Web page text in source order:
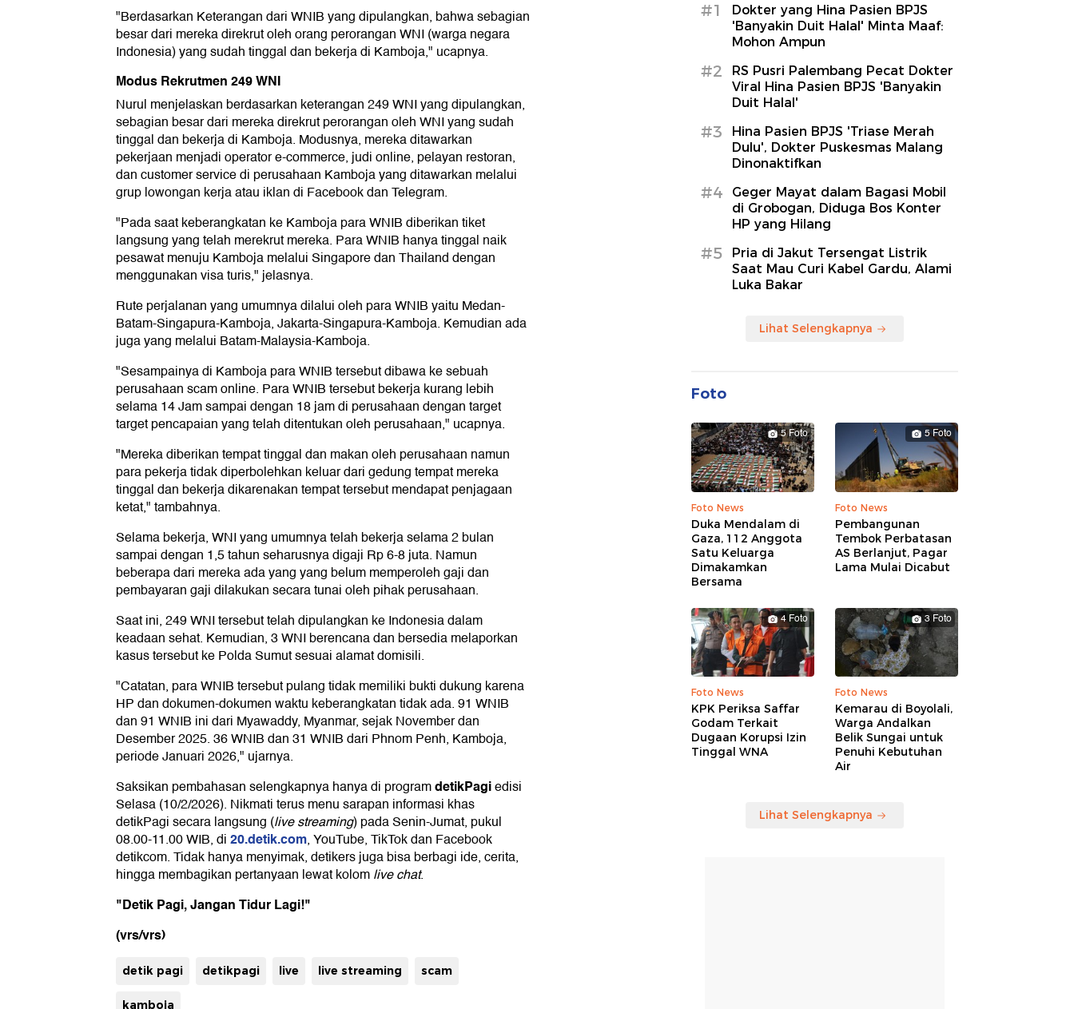
"Berdasarkan Keterangan dari WNIB yang dipulangkan, bahwa sebagian
besar dari mereka direkrut oleh orang perorangan WNI (warga negara
Indonesia) yang sudah tinggal dan bekerja di Kamboja," ucapnya.
Modus Rekrutmen 249 WNI
Nurul menjelaskan berdasarkan keterangan 249 WNI yang dipulangkan,
sebagian besar dari mereka direkrut perorangan oleh WNI yang sudah
tinggal dan bekerja di Kamboja. Modusnya, mereka ditawarkan
pekerjaan menjadi operator e-commerce, judi online, pelayan restoran,
dan customer service di perusahaan Kamboja yang ditawarkan melalui
grup lowongan kerja atau iklan di Facebook dan Telegram.
"Pada saat keberangkatan ke Kamboja para WNIB diberikan tiket
langsung yang telah merekrut mereka. Para WNIB hanya tinggal naik
pesawat menuju Kamboja melalui Singapore dan Thailand dengan
menggunakan visa turis," jelasnya.
Rute perjalanan yang umumnya dilalui oleh para WNIB yaitu Medan-
Batam-Singapura-Kamboja, Jakarta-Singapura-Kamboja. Kemudian ada
juga yang melalui Batam-Malaysia-Kamboja.
"Sesampainya di Kamboja para WNIB tersebut dibawa ke sebuah
perusahaan scam online. Para WNIB tersebut bekerja kurang lebih
selama 14 Jam sampai dengan 18 jam di perusahaan dengan target
target pencapaian yang telah ditentukan oleh perusahaan," ucapnya.
"Mereka diberikan tempat tinggal dan makan oleh perusahaan namun
para pekerja tidak diperbolehkan keluar dari gedung tempat mereka
tinggal dan bekerja dikarenakan tempat tersebut mendapat penjagaan
ketat," tambahnya.
Selama bekerja, WNI yang umumnya telah bekerja selama 2 bulan
sampai dengan 1,5 tahun seharusnya digaji Rp 6-8 juta. Namun
beberapa dari mereka ada yang yang belum memperoleh gaji dan
pembayaran gaji dilakukan secara tunai oleh pihak perusahaan.
Saat ini, 249 WNI tersebut telah dipulangkan ke Indonesia dalam
keadaan sehat. Kemudian, 3 WNI berencana dan bersedia melaporkan
kasus tersebut ke Polda Sumut sesuai alamat domisili.
"Catatan, para WNIB tersebut pulang tidak memiliki bukti dukung karena
HP dan dokumen-dokumen waktu keberangkatan tidak ada. 91 WNIB
dan 91 WNIB ini dari Myawaddy, Myanmar, sejak November dan
Desember 2025. 36 WNIB dan 31 WNIB dari Phnom Penh, Kamboja,
periode Januari 2026," ujarnya.
Saksikan pembahasan selengkapnya hanya di programdetikPagiedisi
Selasa (10/2/2026). Nikmati terus menu sarapan informasi khas
detikPagi secara langsung (live streaming) pada Senin-Jumat, pukul
08.00-11.00 WIB, di20.detik.com, YouTube, TikTok dan Facebook
detikcom. Tidak hanya menyimak, detikers juga bisa berbagi ide, cerita,
hingga membagikan pertanyaan lewat kolomlive chat.
"Detik Pagi, Jangan Tidur Lagi!"
(vrs/vrs)
detik pagi detikpagi live live streaming scam
kamboja
#1
Dokter yang Hina Pasien BPJS
'Banyakin Duit Halal' Minta Maaf:
Mohon Ampun
#2
RS Pusri Palembang Pecat Dokter
Viral Hina Pasien BPJS 'Banyakin
Duit Halal'
#3
Hina Pasien BPJS 'Triase Merah
Dulu', Dokter Puskesmas Malang
Dinonaktifkan
#4
Geger Mayat dalam Bagasi Mobil
di Grobogan, Diduga Bos Konter
HP yang Hilang
#5
Pria di Jakut Tersengat Listrik
Saat Mau Curi Kabel Gardu, Alami
Luka Bakar
Lihat Selengkapnya
Foto
5 Foto
Foto News
Duka Mendalam di
Gaza, 112 Anggota
Satu Keluarga
Dimakamkan
Bersama
5 Foto
Foto News
Pembangunan
Tembok Perbatasan
AS Berlanjut, Pagar
Lama Mulai Dicabut
4 Foto
Foto News
KPK Periksa Saffar
Godam Terkait
Dugaan Korupsi Izin
Tinggal WNA
3 Foto
Foto News
Kemarau di Boyolali,
Warga Andalkan
Belik Sungai untuk
Penuhi Kebutuhan
Air
Lihat Selengkapnya